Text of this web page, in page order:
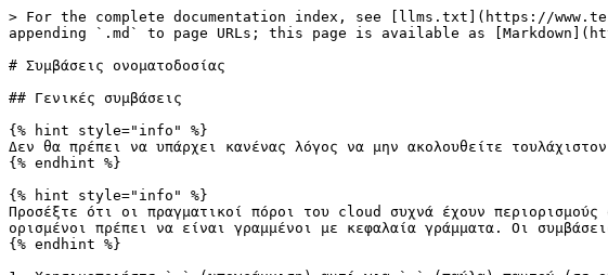
> For the complete documentation index, see [llms.txt](https://
appending `.md` to page URLs; this page is available as
# Συμβάσεις ονοματοδοσίας
## Γενικές συμβάσεις
{% hint style="info" %}
Δεν θα πρέπει να υπάρχει κανένας λόγος να μην ακολουθείτε
{% endhint %}
{% hint style="info" %}
Προσέξτε ότι οι πραγματικοί πόροι του cloud συχνά έχουν
ορισμένοι πρέπει να είναι γραμμένοι με κεφαλαία γράμματα. Οι
{% endhint %}